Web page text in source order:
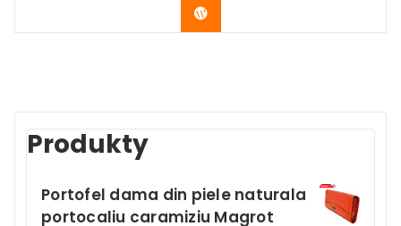
Buy Now
Produkty
Portofel dama din piele naturala
portocaliu caramiziu Magrot